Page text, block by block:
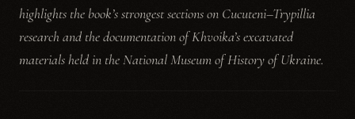
highlights the book’s strongest sections on Cucuteni–Trypillia
research and the documentation of Khvoika’s excavated
materials held in the National Museum of History of Ukraine.